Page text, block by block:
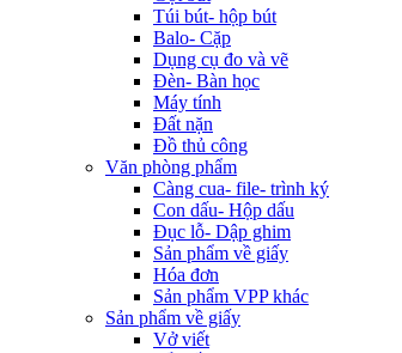
Túi bút- hộp bút
Balo- Cặp
Dụng cụ đo và vẽ
Đèn- Bàn học
Máy tính
Đất nặn
Đồ thủ công
Văn phòng phẩm
Càng cua- file- trình ký
Con dấu- Hộp dấu
Đục lỗ- Dập ghim
Sản phẩm về giấy
Hóa đơn
Sản phẩm VPP khác
Sản phẩm về giấy
Vở viết